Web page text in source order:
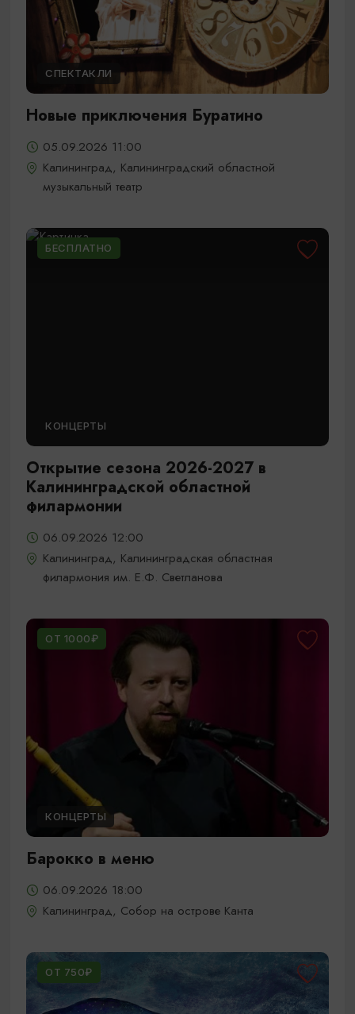
СПЕКТАКЛИ
Новые приключения Буратино
05.09.2026 11:00
Калининград, Калининградский областной
музыкальный театр
БЕСПЛАТНО
КОНЦЕРТЫ
Открытие сезона 2026-2027 в
Калининградской областной
филармонии
06.09.2026 12:00
Калининград, Калининградская областная
филармония им. Е.Ф. Светланова
ОТ 1000₽
КОНЦЕРТЫ
Барокко в меню
06.09.2026 18:00
Калининград, Собор на острове Канта
ОТ 750₽